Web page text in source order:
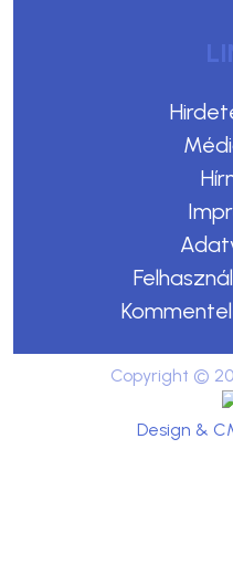
Copyright ©
Design &